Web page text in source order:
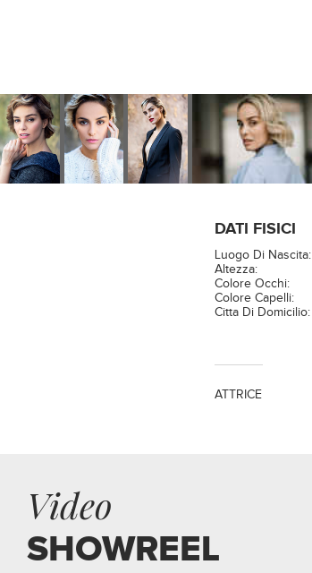
DATI FISICI
Luogo Di Nascita:
Altezza:
Colore Occhi:
Colore Capelli:
Citta Di Domicilio:
ATTRICE
Video
SHOWREEL